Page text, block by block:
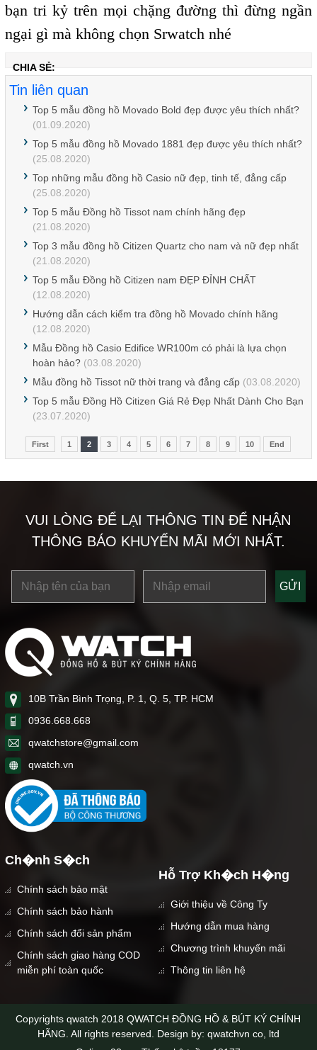
bạn tri kỷ trên mọi chặng đường thì đừng ngần
ngại gì mà không chọn Srwatch nhé
CHIA SẺ:
Tin liên quan
Top 5 mẫu đồng hồ Movado Bold đẹp được yêu thích nhất?
(01.09.2020)
Top 5 mẫu đồng hồ Movado 1881 đẹp được yêu thích nhất?
(25.08.2020)
Top những mẫu đồng hồ Casio nữ đẹp, tinh tế, đẳng cấp
(25.08.2020)
Top 5 mẫu Đồng hồ Tissot nam chính hãng đẹp
(21.08.2020)
Top 3 mẫu đồng hồ Citizen Quartz cho nam và nữ đẹp nhất
(21.08.2020)
Top 5 mẫu Đồng hồ Citizen nam ĐẸP ĐỈNH CHẤT
(12.08.2020)
Hướng dẫn cách kiểm tra đồng hồ Movado chính hãng
(12.08.2020)
Mẫu Đồng hồ Casio Edifice WR100m có phải là lựa chọn
hoàn hảo?(03.08.2020)
Mẫu đồng hồ Tissot nữ thời trang và đẳng cấp(03.08.2020)
Top 5 mẫu Đồng Hồ Citizen Giá Rẻ Đẹp Nhất Dành Cho Bạn
(23.07.2020)
First 1 2 3 4 5 6 7 8 9 10 End
VUI LÒNG ĐỂ LẠI THÔNG TIN ĐỂ NHẬN
THÔNG BÁO KHUYẾN MÃI MỚI NHẤT.
10B Trần Bình Trọng, P. 1, Q. 5, TP. HCM
0936.668.668
qwatchstore@gmail.com
qwatch.vn
Ch�nh S�ch
Chính sách bảo mật
Chính sách bảo hành
Chính sách đổi sản phẩm
Chính sách giao hàng COD
miễn phí toàn quốc
Hỗ Trợ Kh�ch H�ng
Giới thiệu về Công Ty
Hướng dẫn mua hàng
Chương trình khuyến mãi
Thông tin liên hệ
Copyrights qwatch 2018 QWATCH ĐỒNG HỒ & BÚT KÝ CHÍNH
HÃNG. All rights reserved. Design by: qwatchvn co, ltd